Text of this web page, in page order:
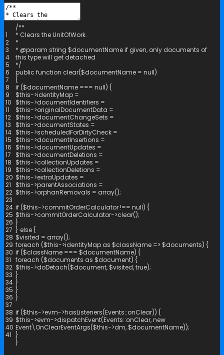
1
2
3
4
5
6
7
8
9
10
11
12
13
14
15
16
17
18
19
20
21
22
23
24
25
26
27
28
29
30
31
32
33
34
35
36
37
38
39
40
41
/**
* Clears the UnitOfWork.
*
* @param string $documentName if given, only documents of
this type will get detached
*/
public function clear($documentName = null)
{
if ($documentName === null) {
$this->identityMap =
$this->documentIdentifiers =
$this->originalDocumentData =
$this->documentChangeSets =
$this->documentStates =
$this->scheduledForDirtyCheck =
$this->documentInsertions =
$this->documentUpdates =
$this->documentDeletions =
$this->collectionUpdates =
$this->collectionDeletions =
$this->extraUpdates =
$this->parentAssociations =
$this->orphanRemovals = array();
if ($this->commitOrderCalculator!== null) {
$this->commitOrderCalculator->clear();
}
} else {
$visited = array();
foreach ($this->identityMap as $className => $documents) {
if ($className === $documentName) {
foreach ($documents as $document) {
$this->doDetach($document, $visited,true);
}
}
}
}
if ($this->evm->hasListeners(Events::onClear)) {
$this->evm->dispatchEvent(Events::onClear,new
Event\OnClearEventArgs($this->dm, $documentName));
}
}